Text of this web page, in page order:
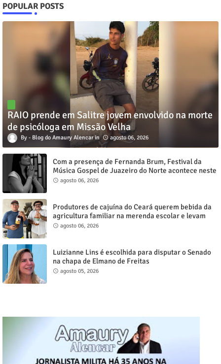
POPULAR POSTS
RAIO prende em Salitre jovem envolvido na morte
de psicóloga em Missão Velha
Blog do Amaury Alencar agosto 06, 2026
Com a presença de Fernanda Brum, Festival da
Música Gospel de Juazeiro do Norte acontece neste
sábado, 8
agosto 06, 2026
Produtores de cajuína do Ceará querem bebida da
agricultura familiar na merenda escolar e levam
reivindicação à agenda política
agosto 06, 2026
Luizianne Lins é escolhida para disputar o Senado
na chapa de Elmano de Freitas
agosto 05, 2026